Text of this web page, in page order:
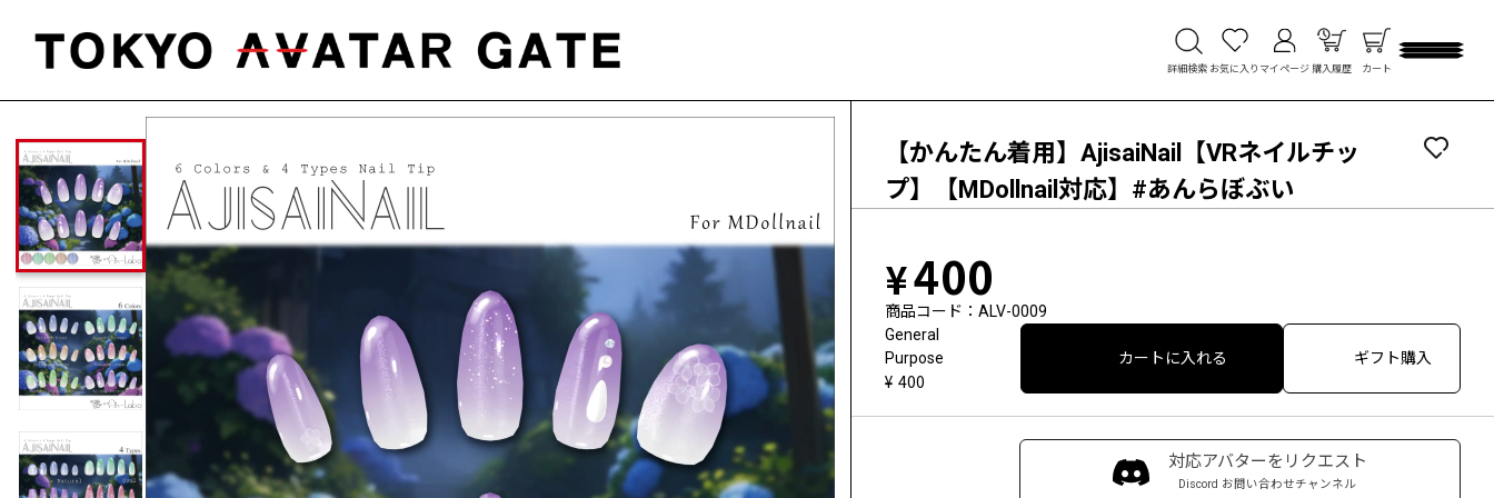
詳細検索 お気に入り マイページ 購入履歴 カート
【かんたん着用】AjisaiNail【VRネイルチッ
プ】【MDollnail対応】#あんらぼぶい
400
商品コード
ALV-0009
General
Purpose
400
カートに入れる ギフト購入
対応アバターをリクエスト
Discord お問い合わせチャンネル